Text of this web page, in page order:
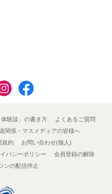
体験談」の書き方
よくあるご質問
関係・マスメディアの皆様へ
規約
お問い合わせ(個人)
バシーポリシー
会員登録の解除
ンの配信停止